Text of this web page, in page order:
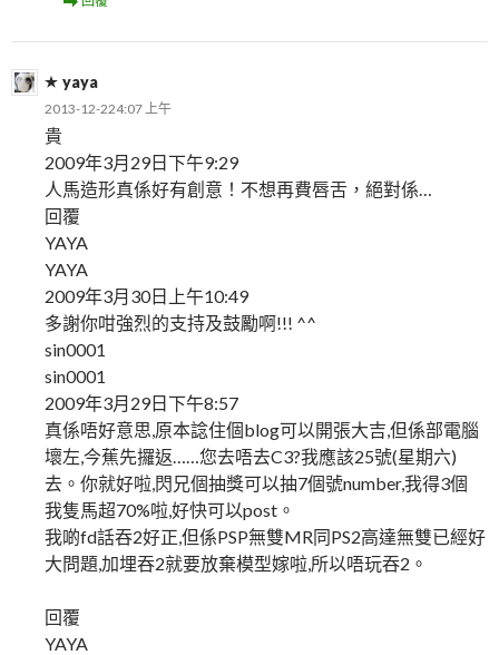
yaya
2013-12-224:07 上午
貴
2009年3月29日下午9:29
人馬造形真係好有創意！不想再費唇舌，絕對係…
回覆
YAYA
YAYA
2009年3月30日上午10:49
多謝你咁強烈的支持及鼓勵啊!!! ^^
sin0001
sin0001
2009年3月29日下午8:57
真係唔好意思,原本諗住個blog可以開張大吉,但係部電腦
壞左,今蕉先攞返……您去唔去C3?我應該25號(星期六)
去。你就好啦,閃兄個抽獎可以抽7個號number,我得3個
我隻馬超70%啦,好快可以post。
我啲fd話吞2好正,但係PSP無雙MR同PS2高達無雙已經好
大問題,加埋吞2就要放棄模型嫁啦,所以唔玩吞2。
回覆
YAYA